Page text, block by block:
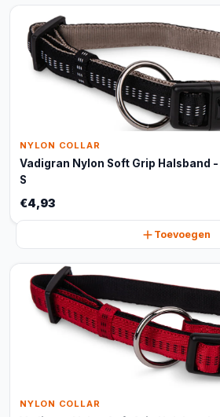
NYLON COLLAR
Vadigran Nylon Soft Grip Halsband
S
€4,93
Toevoegen
NYLON COLLAR